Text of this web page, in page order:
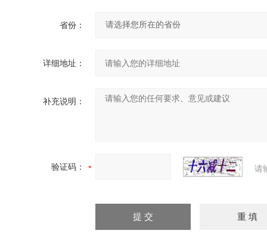
省份：
详细地址：
补充说明：
验证码： 请